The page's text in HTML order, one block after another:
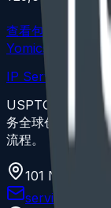
查看包含分阶段价
Yomics
IP Services
USPTO 注册美国
务全球创新者。
流程。
101 Nicoll